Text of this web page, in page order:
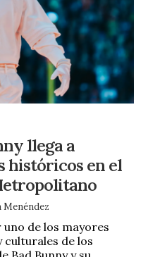
llega a
históricos en el
Menéndez
de los mayores
culturales de los